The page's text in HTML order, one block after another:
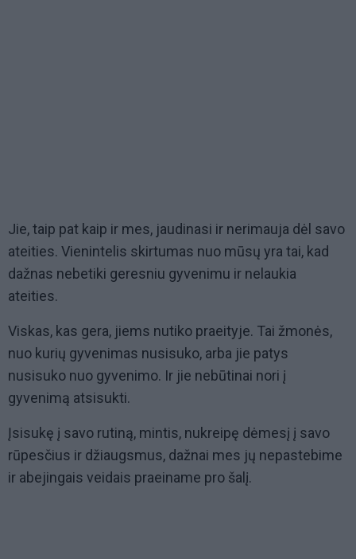
Jie, taip pat kaip ir mes, jaudinasi ir nerimauja dėl savo
ateities. Vienintelis skirtumas nuo mūsų yra tai, kad
dažnas nebetiki geresniu gyvenimu ir nelaukia
ateities.
Viskas, kas gera, jiems nutiko praeityje. Tai žmonės,
nuo kurių gyvenimas nusisuko, arba jie patys
nusisuko nuo gyvenimo. Ir jie nebūtinai nori į
gyvenimą atsisukti.
Įsisukę į savo rutiną, mintis, nukreipę dėmesį į savo
rūpesčius ir džiaugsmus, dažnai mes jų nepastebime
ir abejingais veidais praeiname pro šalį.